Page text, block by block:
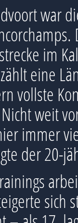
war
im
eine
vollste
weit
immer
der 20-